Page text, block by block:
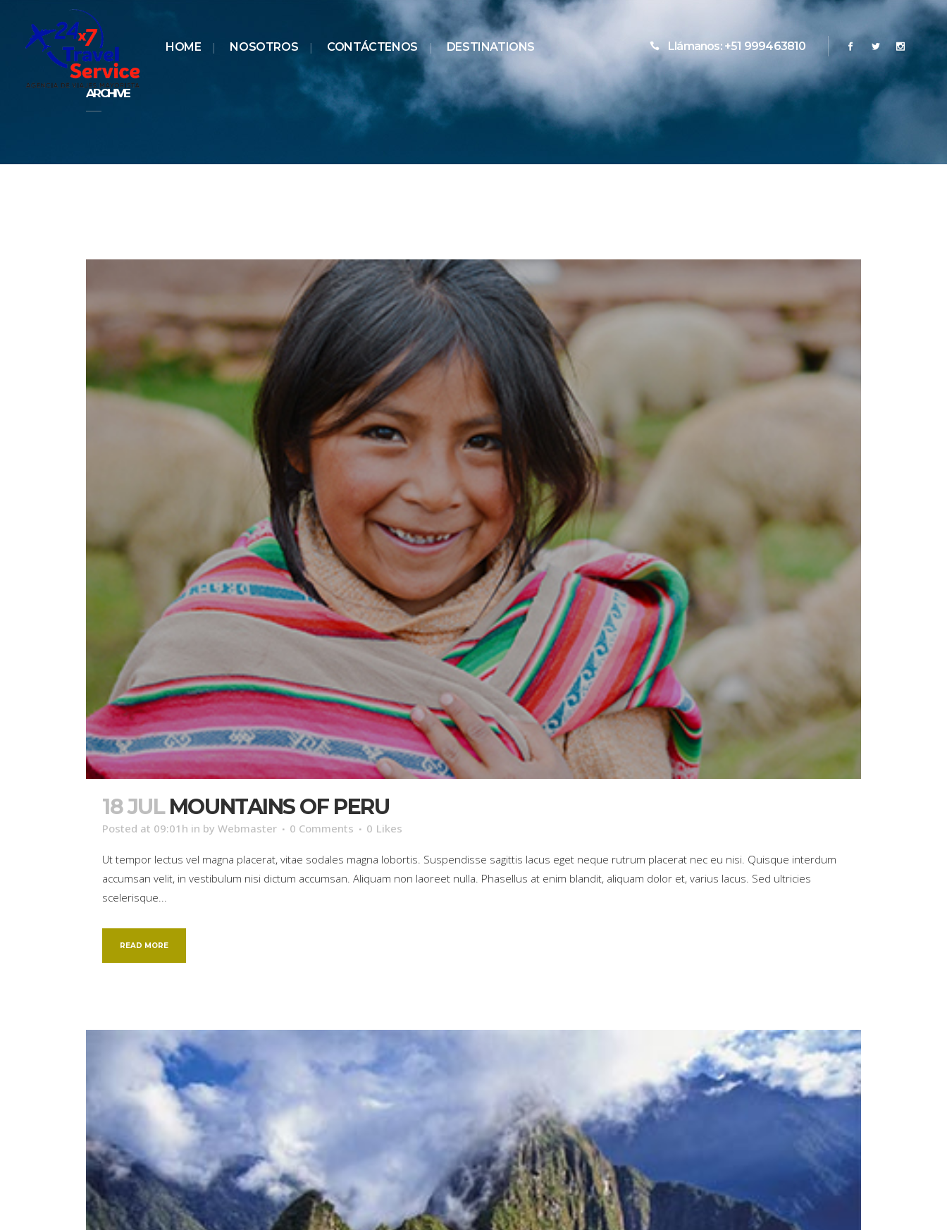
Llámanos: +51 999463810
HOME NOSOTROS CONTÁCTENOS DESTINATIONS
ARCHIVE
18 JUL MOUNTAINS OF PERU
Posted at 09:01h in by Webmaster 0 Comments 0 Likes
Ut tempor lectus vel magna placerat, vitae sodales magna lobortis. Suspendisse sagittis lacus eget neque rutrum placerat nec eu nisi. Quisque interdum
accumsan velit, in vestibulum nisi dictum accumsan. Aliquam non laoreet nulla. Phasellus at enim blandit, aliquam dolor et, varius lacus. Sed ultricies
scelerisque...
READ MORE